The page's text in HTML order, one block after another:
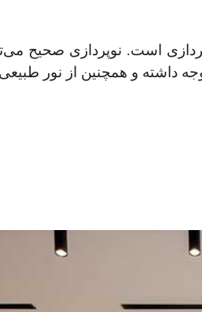
است. نوپردازی صحیح
داشته و همچنین از نور